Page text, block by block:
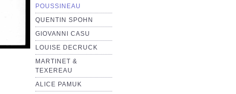
POUSSINEAU
QUENTIN SPOHN
GIOVANNI CASU
LOUISE DECRUCK
MARTINET &
TEXEREAU
ALICE PAMUK